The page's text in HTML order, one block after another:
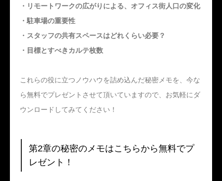
・リモートワークの広がりによる、オフィス街人口の変化
・駐車場の重要性
・スタッフの共有スペースはどれくらい必要？
・目標とすべきカルテ枚数
これらの役に立つノウハウを詰め込んだ秘密メモを、今な
ら無料でプレゼントさせて頂いていますので、お気軽にダ
ウンロードしてみてください！
第2章の秘密のメモはこちらから無料でプ
レゼント！